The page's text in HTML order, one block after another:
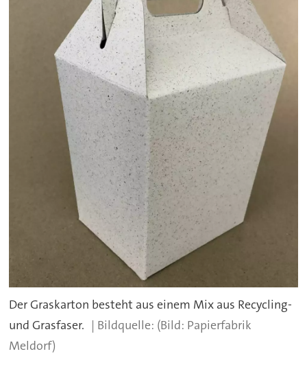
Der Graskarton besteht aus einem Mix aus Recycling-
und Grasfaser.
(Bild: Papierfabrik
Meldorf)